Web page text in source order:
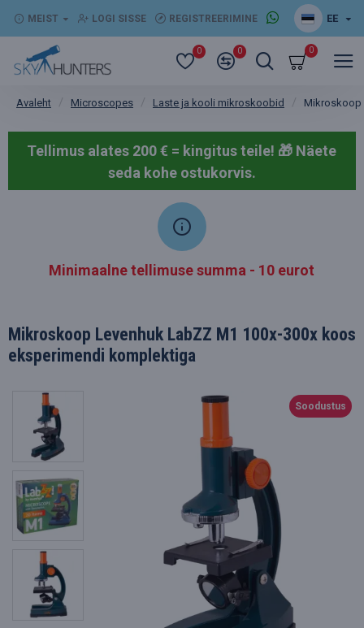
MEIST LOGI SISSE REGISTREERIMINE EE
0 0 0
Avaleht Microscopes Laste ja kooli mikroskoobid Mikroskoop
Tellimus alates 200 € = kingitus teile! 🎁 Näete
seda kohe ostukorvis.
Minimaalne tellimuse summa - 10 eurot
Mikroskoop Levenhuk LabZZ M1 100x-300x koos
eksperimendi komplektiga
Soodustus